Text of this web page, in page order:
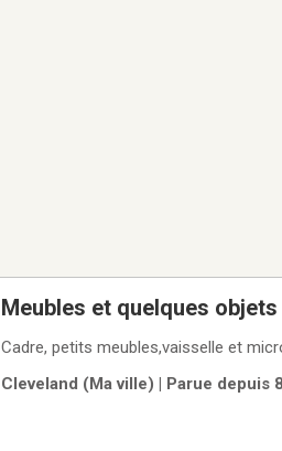
Meubles et quelques
Cadre, petits meubles,vaisselle et
Cleveland (Ma ville) | Parue depuis